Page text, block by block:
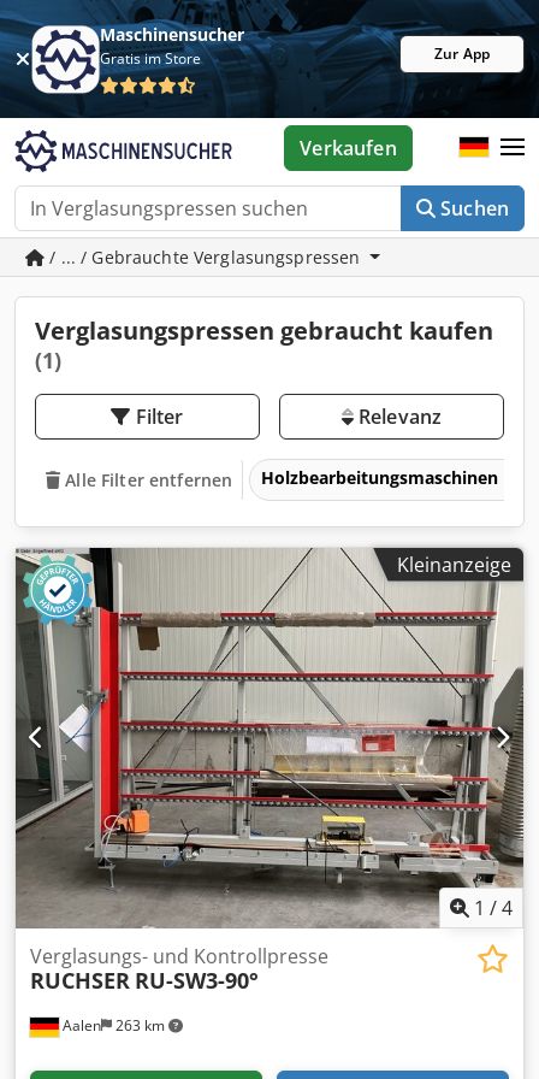
Maschinensucher
Gratis im Store Zur App
Suchen
Verkaufen
/ ... / Gebrauchte Verglasungspressen
Verglasungspressen gebraucht kaufen
(1)
Filter Relevanz
Alle Filter entfernen Holzbearbeitungsmaschinen
Kleinanzeige
1 /4
Aalen 263 km
Verglasungs- und Kontrollpresse
RUCHSER RU-SW3-90°